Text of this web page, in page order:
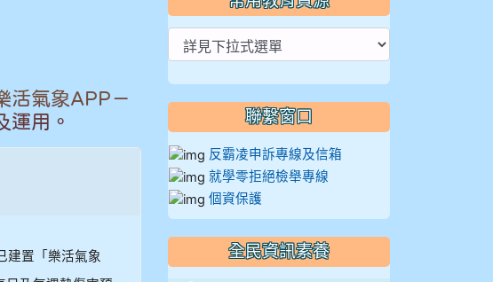
活氣象APP－
運用。
建置「樂活氣象
聯繫窗口
反霸凌申訴專線及信箱
就學零拒絕檢舉專線
個資保護
全民資訊素養